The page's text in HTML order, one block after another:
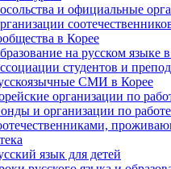
и официальные
в Корее
на русском языке
студентов и
СМИ в Корее
организации по
и организации по
язык для детей